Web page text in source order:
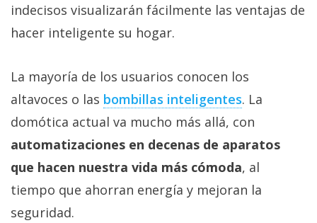
indecisos visualizarán fácilmente las ventajas de
hacer inteligente su hogar.
La mayoría de los usuarios conocen los
altavoces o las bombillas inteligentes‎. La
domótica actual va mucho más allá, con
automatizaciones en decenas de aparatos
que hacen nuestra vida más cómoda, al
tiempo que ahorran energía y mejoran la
seguridad.